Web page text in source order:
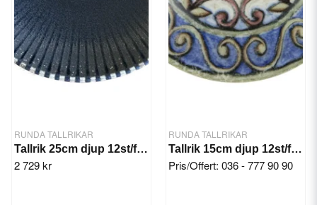
RUNDA TALLRIKAR
Tallrik 25cm djup 12st/frp. Reckless Valle
2 729 kr
RUNDA TALLRIKAR
Tallrik 15cm djup 12st/frp. Amalfi Lona
Pris/Offert: 036 - 777 90 90